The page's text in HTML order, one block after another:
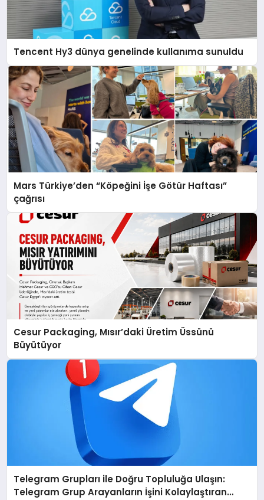
Tencent Hy3 dünya genelinde kullanıma sunuldu
Mars Türkiye’den “Köpeğini İşe Götür Haftası”
çağrısı
Cesur Packaging, Mısır’daki Üretim Üssünü
Büyütüyor
Telegram Grupları ile Doğru Topluluğa Ulaşın:
Telegram Grup Arayanların İşini Kolaylaştıran